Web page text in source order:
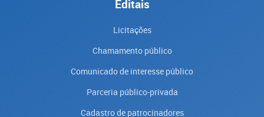
Editais
Licitações
Chamamento público
Comunicado de interesse público
Parceria público-privada
Cadastro de patrocinadores